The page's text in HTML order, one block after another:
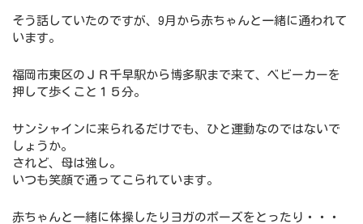
そう話していたのですが、9月から赤ちゃんと一緒に通われて
います。
福岡市東区のＪＲ千早駅から博多駅まで来て、ベビーカーを
押して歩くこと１５分。
サンシャインに来られるだけでも、ひと運動なのではないで
しょうか。
されど、母は強し。
いつも笑顔で通ってこられています。
赤ちゃんと一緒に体操したりヨガのポーズをとったり・・・